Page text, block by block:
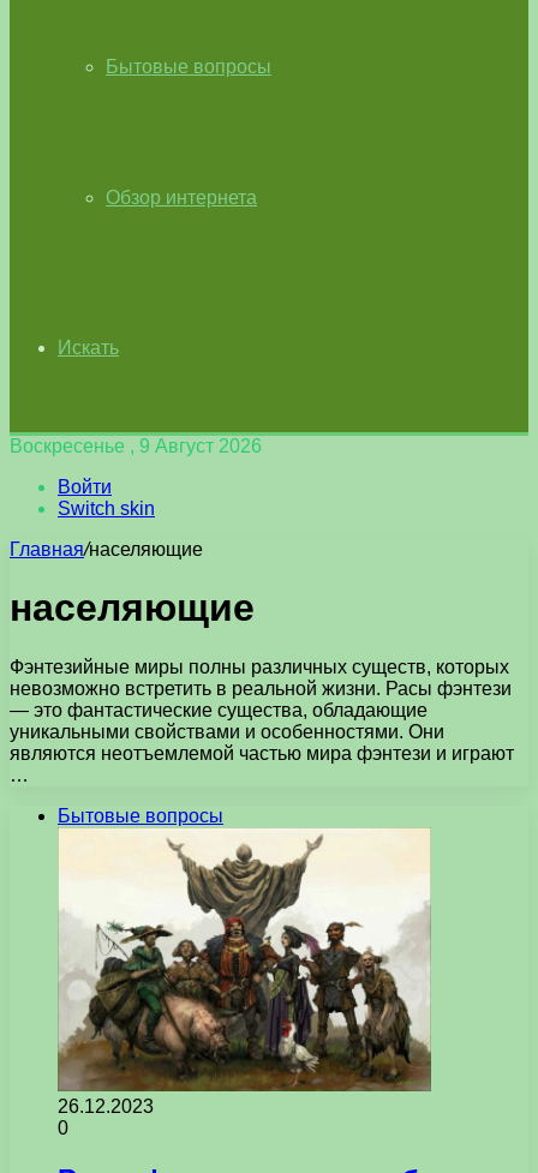
Бытовые вопросы
Обзор интернета
Искать
Воскресенье , 9 Август 2026
Войти
Switch skin
Главная/населяющие
населяющие
Фэнтезийные миры полны различных существ, которых
невозможно встретить в реальной жизни. Расы фэнтези
— это фантастические существа, обладающие
уникальными свойствами и особенностями. Они
являются неотъемлемой частью мира фэнтези и играют
…
Бытовые вопросы
26.12.2023
0